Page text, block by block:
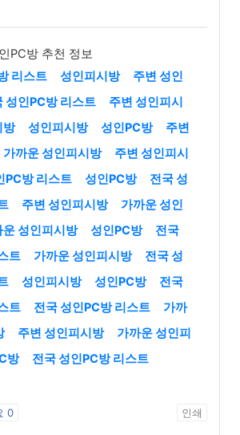
PC방 추천 정보
리스트
성인피시방
주변 성인
성인PC방 리스트
주변 성인피시
방 성인피시방 성인PC방
주변
가까운 성인피시방
주변 성인피시
PC방 리스트 성인PC방
전국 성
주변 성인피시방
가까운 성인
운 성인피시방 성인PC방
전국
트
가까운 성인피시방
전국 성
성인피시방 성인PC방
전국
트
전국 성인PC방 리스트
가까
주변 성인피시방
가까운 성인피
방 전국 성인PC방 리스트
0 인쇄